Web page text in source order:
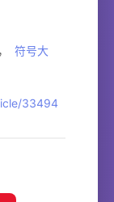
，
符号大
33494